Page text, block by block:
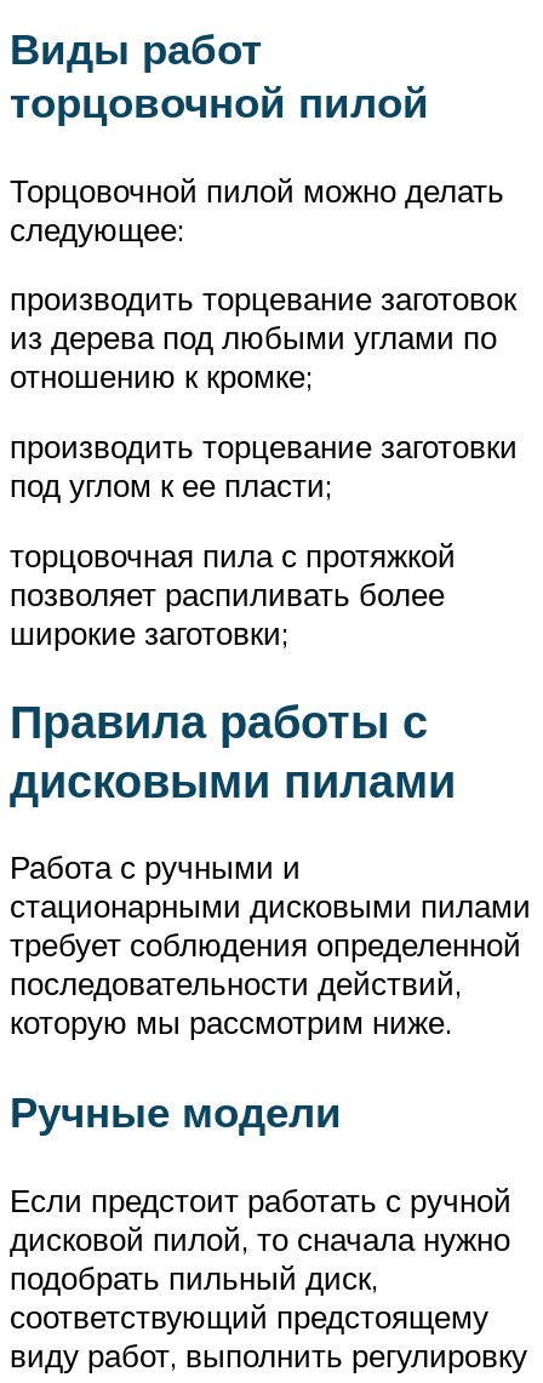
Виды работ
торцовочной пилой
Торцовочной пилой можно делать
следующее:
производить торцевание заготовок
из дерева под любыми углами по
отношению к кромке;
производить торцевание заготовки
под углом к ее пласти;
торцовочная пила с протяжкой
позволяет распиливать более
широкие заготовки;
Правила работы с
дисковыми пилами
Работа с ручными и
стационарными дисковыми пилами
требует соблюдения определенной
последовательности действий,
которую мы рассмотрим ниже.
Ручные модели
Если предстоит работать с ручной
дисковой пилой, то сначала нужно
подобрать пильный диск,
соответствующий предстоящему
виду работ, выполнить регулировку